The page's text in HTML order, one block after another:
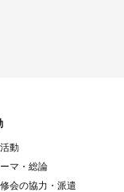
動
マ・総論
会の協力・派遣